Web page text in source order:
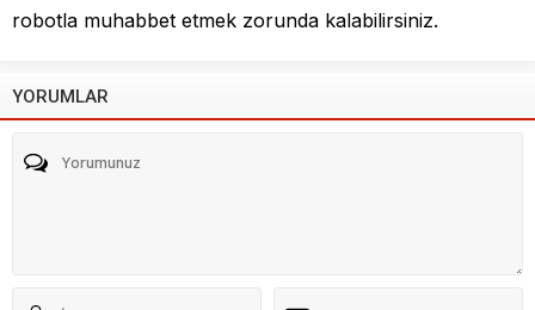
robotla muhabbet etmek zorunda kalabilirsiniz.
YORUMLAR